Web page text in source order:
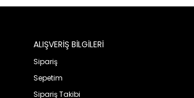
ALIŞVERİŞ BİLGİLERİ
Sipariş
Sepetim
Sipariş Takibi